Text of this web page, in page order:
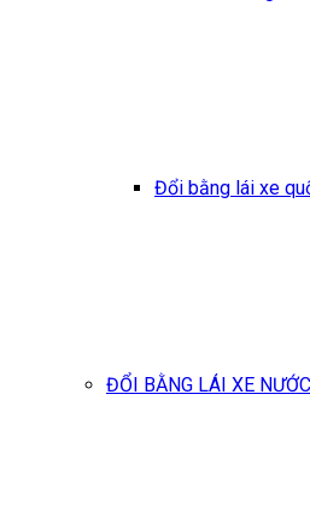
Đổi bằng lái xe
ĐỔI BẰNG LÁI XE